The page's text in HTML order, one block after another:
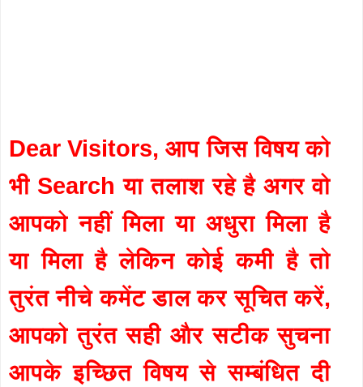
Dear Visitors, आप जिस विषय को
भी Search या तलाश रहे है अगर वो
आपको नहीं मिला या अधुरा मिला है
या मिला है लेकिन कोई कमी है तो
तुरंत नीचे कमेंट डाल कर सूचित करें,
आपको तुरंत सही और सटीक सुचना
आपके इच्छित विषय से सम्बंधित दी